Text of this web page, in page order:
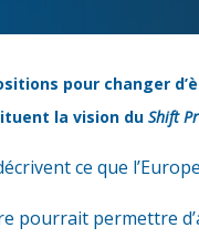
pour changer
la vision du Shift
ce que
pourrait permettre